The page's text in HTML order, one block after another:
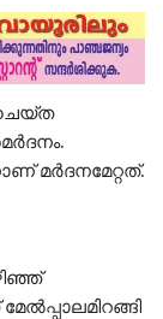
മർദനമേറ്റത്.